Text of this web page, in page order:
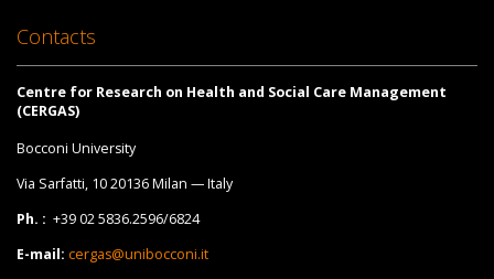
Contacts
Centre for Research on Health and Social Care Management
(CERGAS)
Bocconi University
Via Sarfatti, 10 20136 Milan — Italy
Ph. : +39 02 5836.2596/6824
E-mail: cergas@unibocconi.it